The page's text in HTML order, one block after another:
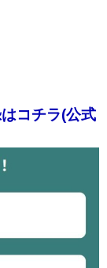
コチラ(公式